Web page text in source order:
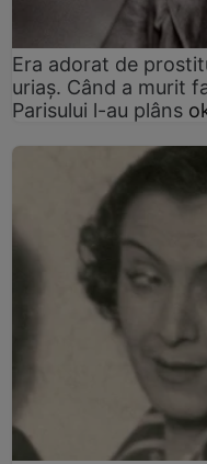
Era adorat de
uriaș. Când a murit
Parisului l-au plâns